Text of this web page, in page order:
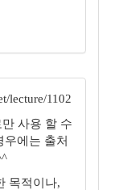
lecture/1102
사용 할 수
에는 출처
목적이나,